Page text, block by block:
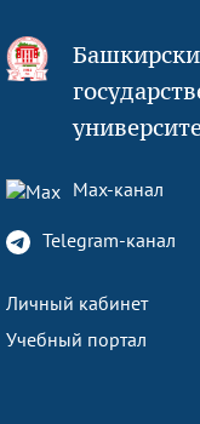
Max-канал
Telegram-канал
Личный кабинет
Учебный портал